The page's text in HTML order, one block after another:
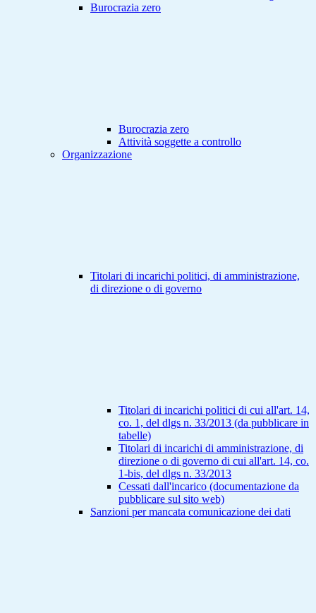
Burocrazia zero
Burocrazia zero
Attività soggette a controllo
Organizzazione
Titolari di incarichi politici, di amministrazione,
di direzione o di governo
Titolari di incarichi politici di cui all'art. 14,
co. 1, del dlgs n. 33/2013 (da pubblicare in
tabelle)
Titolari di incarichi di amministrazione, di
direzione o di governo di cui all'art. 14, co.
1-bis, del dlgs n. 33/2013
Cessati dall'incarico (documentazione da
pubblicare sul sito web)
Sanzioni per mancata comunicazione dei dati